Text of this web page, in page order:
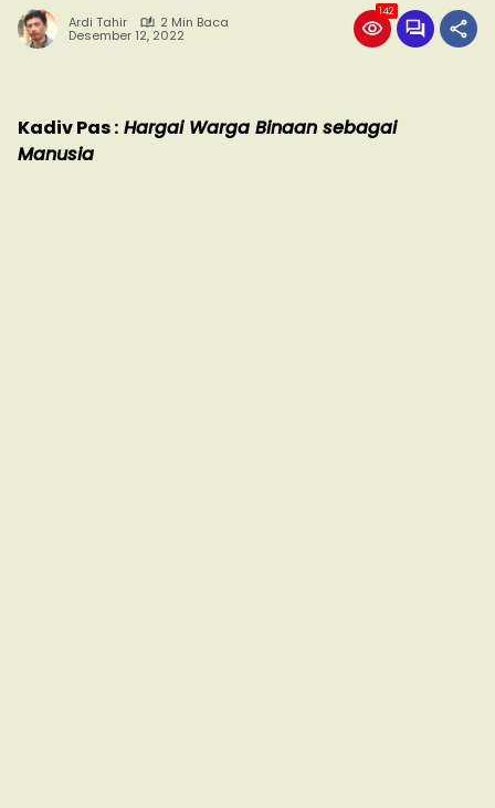
Ardi Tahir 2 Min Baca
Desember 12, 2022
142
Kadiv Pas : Hargai Warga Binaan sebagai
Manusia